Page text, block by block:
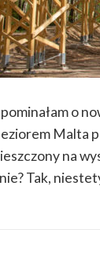
o
Malta
na
Tak,